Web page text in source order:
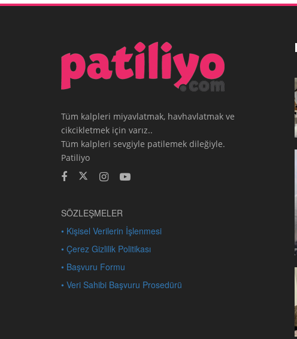
Tüm kalpleri miyavlatmak, havhavlatmak ve
cikcikletmek için varız..
Tüm kalpleri sevgiyle patilemek dileğiyle.
Patiliyo
SÖZLEŞMELER
• Kişisel Verilerin İşlenmesi
• Çerez Gizlilik Politikası
• Başvuru Formu
• Veri Sahibi Başvuru Prosedürü